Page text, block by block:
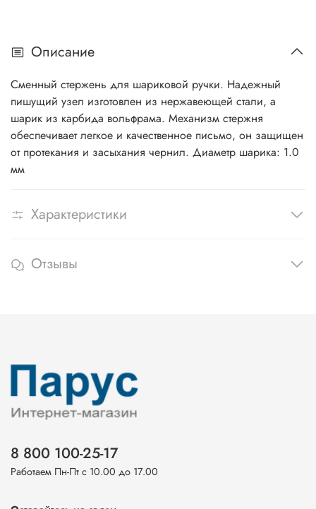
Описание
Сменный стержень для шариковой ручки. Надежный
пишущий узел изготовлен из нержавеющей стали, а
шарик из карбида вольфрама. Механизм стержня
обеспечивает легкое и качественное письмо, он защищен
от протекания и засыхания чернил. Диаметр шарика: 1.0
мм
Характеристики
Отзывы
8 800 100-25-17
Работаем Пн-Пт с 10.00 до 17.00